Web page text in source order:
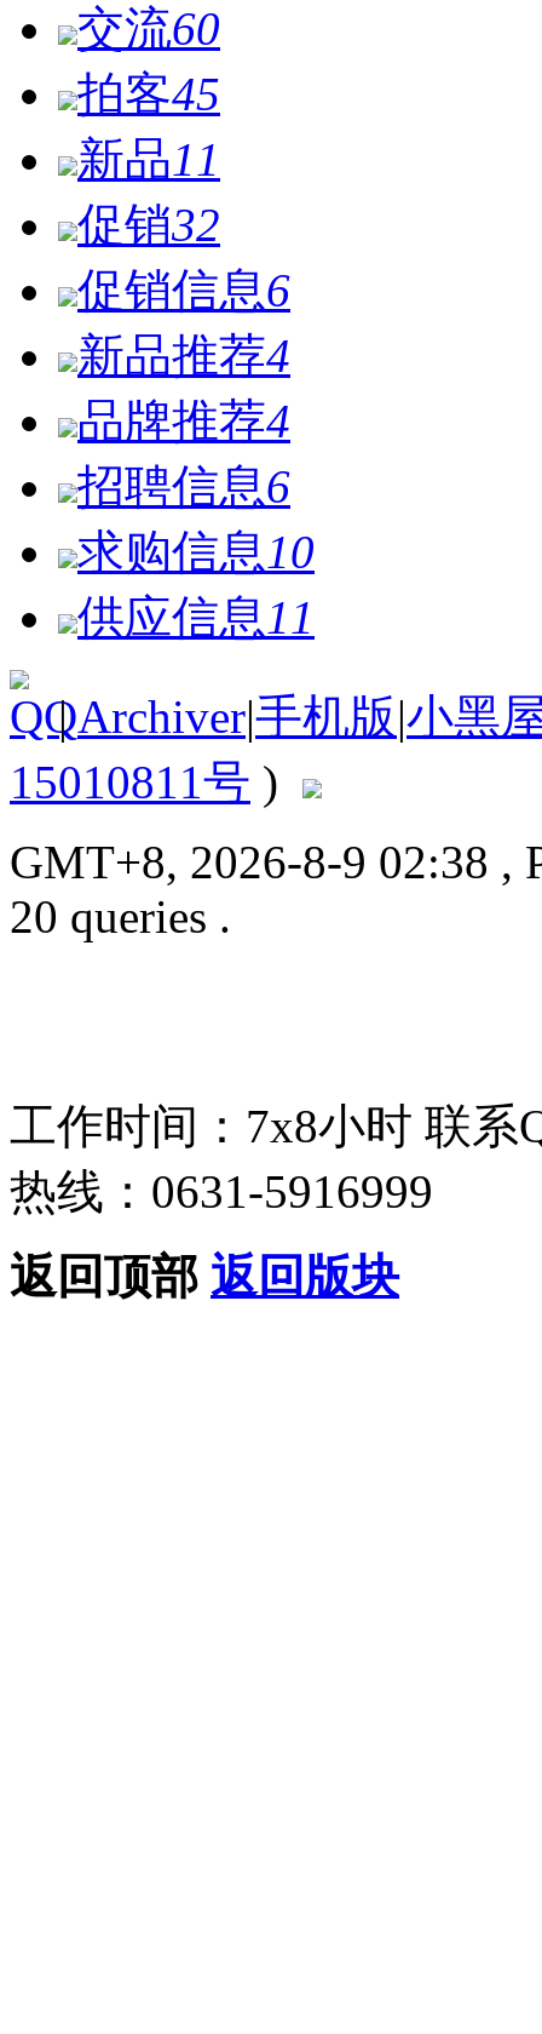
交流60
拍客45
新品11
促销32
促销信息6
新品推荐4
品牌推荐4
招聘信息6
求购信息 10
供应信息 11
| Archiver|手机版|小黑
15010811号 )
GMT+8, 2026-8-9 02:38 ,
20 queries .
工作时间：7x8小时 联系
热线：0631-5916999
返回顶部 返回版块